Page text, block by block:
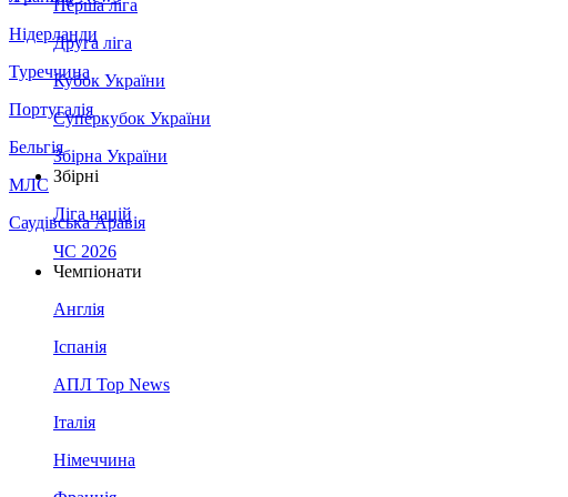
Нідерланди
Туреччина
Португалія
Бельгія
МЛС
Саудівська Аравія
Перша ліга
Друга ліга
Кубок України
Суперкубок України
Збірна України
Збірні
Ліга націй
ЧС 2026
Чемпіонати
Англія
Іспанія
АПЛ Top News
Італія
Німеччина